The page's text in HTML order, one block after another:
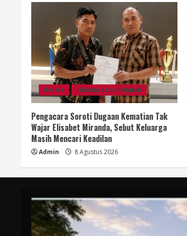
Berita Hukum dan Kriminal
Pengacara Soroti Dugaan Kematian Tak
Wajar Elisabet Miranda, Sebut Keluarga
Masih Mencari Keadilan
Admin 8 Agustus 2026